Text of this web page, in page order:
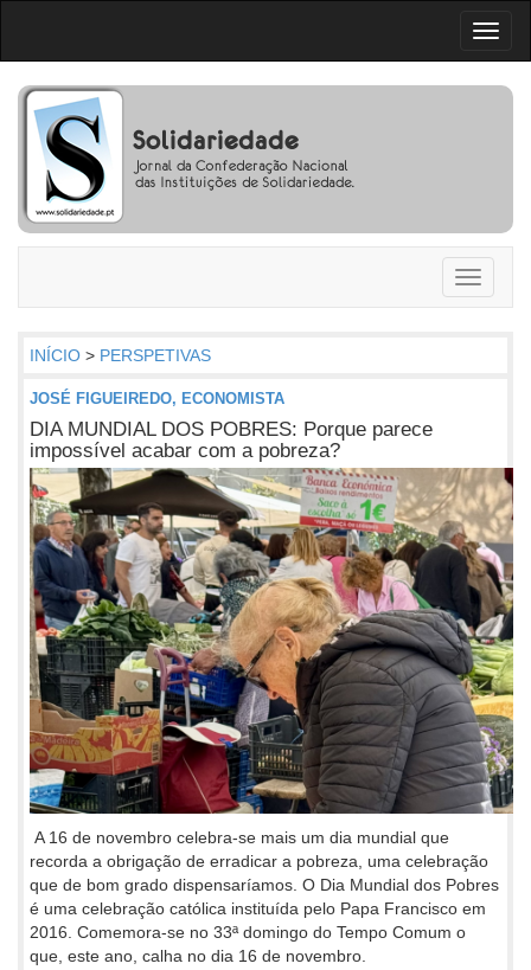
Toggle
INÍCIO > PERSPETIVAS
JOSÉ FIGUEIREDO, ECONOMISTA
DIA MUNDIAL DOS POBRES: Porque parece
impossível acabar com a pobreza?
A 16 de novembro celebra-se mais um dia mundial que
recorda a obrigação de erradicar a pobreza, uma celebração
que de bom grado dispensaríamos. O Dia Mundial dos Pobres
é uma celebração católica instituída pelo Papa Francisco em
2016. Comemora-se no 33ª domingo do Tempo Comum o
que, este ano, calha no dia 16 de novembro.